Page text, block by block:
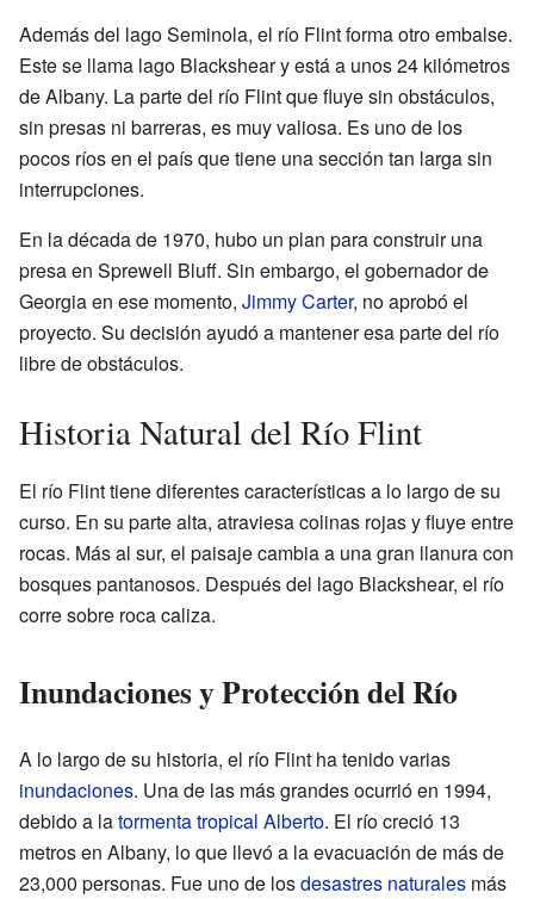
Además del lago Seminola, el río Flint forma otro embalse.
Este se llama lago Blackshear y está a unos 24 kilómetros
de Albany. La parte del río Flint que fluye sin obstáculos,
sin presas ni barreras, es muy valiosa. Es uno de los
pocos ríos en el país que tiene una sección tan larga sin
interrupciones.
En la década de 1970, hubo un plan para construir una
presa en Sprewell Bluff. Sin embargo, el gobernador de
Georgia en ese momento, Jimmy Carter, no aprobó el
proyecto. Su decisión ayudó a mantener esa parte del río
libre de obstáculos.
Historia Natural del Río Flint
El río Flint tiene diferentes características a lo largo de su
curso. En su parte alta, atraviesa colinas rojas y fluye entre
rocas. Más al sur, el paisaje cambia a una gran llanura con
bosques pantanosos. Después del lago Blackshear, el río
corre sobre roca caliza.
Inundaciones y Protección del Río
A lo largo de su historia, el río Flint ha tenido varias
inundaciones. Una de las más grandes ocurrió en 1994,
debido a latormenta tropical Alberto. El río creció 13
metros en Albany, lo que llevó a la evacuación de más de
23,000 personas. Fue uno de losdesastres naturales más